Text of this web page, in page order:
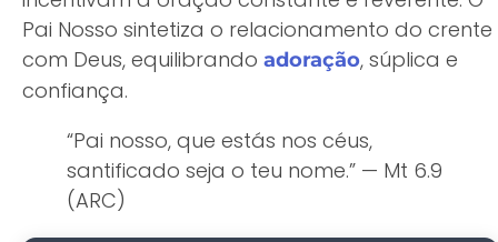
Pai Nosso sintetiza o relacionamento do crente
com Deus, equilibrando adoração, súplica e
confiança.
“Pai nosso, que estás nos céus,
santificado seja o teu nome.” — Mt 6.9
(ARC)